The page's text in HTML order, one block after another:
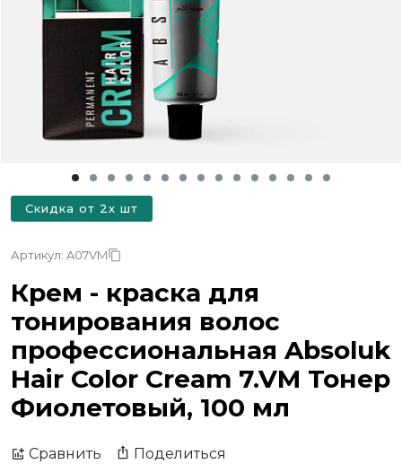
Скидка от 2х шт
Артикул: A07VM
Крем - краска для
тонирования волос
профессиональная Absoluk
Hair Color Cream 7.VM Тонер
Фиолетовый, 100 мл
Сравнить Поделиться